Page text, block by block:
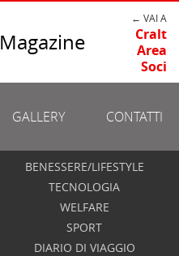
Magazine
← VAI A
Cralt
Area
Soci
GALLERY CONTATTI
BENESSERE/LIFESTYLE
TECNOLOGIA
WELFARE
SPORT
DIARIO DI VIAGGIO